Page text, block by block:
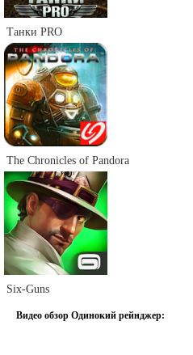
Танки PRO
The Chronicles of Pandora
Six-Guns
Видео обзор Одинокий рейнджер: